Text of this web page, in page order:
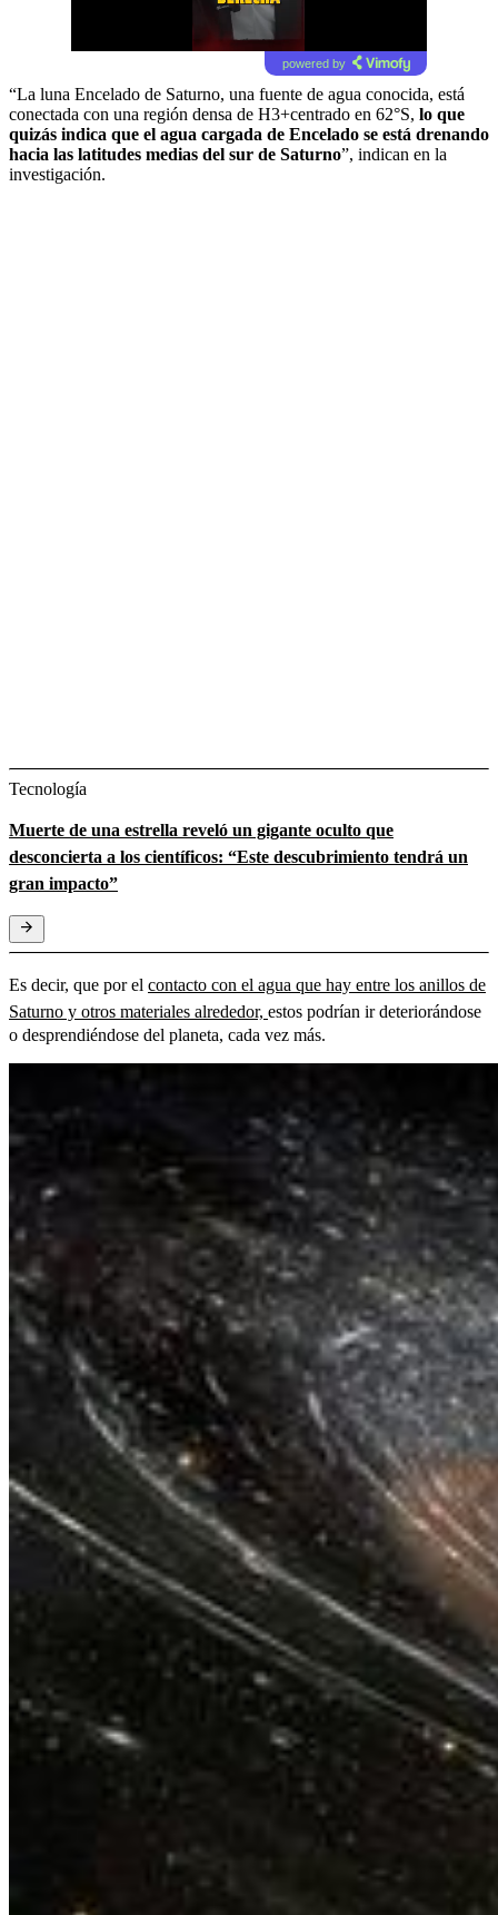
powered by
“La luna Encelado de Saturno, una fuente de agua conocida, está
conectada con una región densa de H3+centrado en 62°S, lo que
quizás indica que el agua cargada de Encelado se está drenando
hacia las latitudes medias del sur de Saturno”, indican en la
investigación.
Tecnología
Muerte de una estrella reveló un gigante oculto que
desconcierta a los científicos: “Este descubrimiento tendrá un
gran impacto”
Es decir, que por el contacto con el agua que hay entre los anillos de
Saturno y otros materiales alrededor, estos podrían ir deteriorándose
o desprendiéndose del planeta, cada vez más.